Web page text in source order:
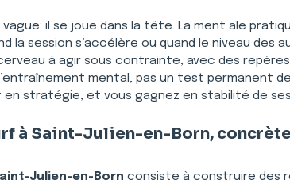
il se joue dans la tête. La ment ale
la session s’accélère ou quand le niveau des
à agir sous contrainte, avec des
mental, pas un test permanent
stratégie, et vous gagnez en stabilité de
à Saint-Julien-en-Born,
Julien-en-Born consiste à construire des